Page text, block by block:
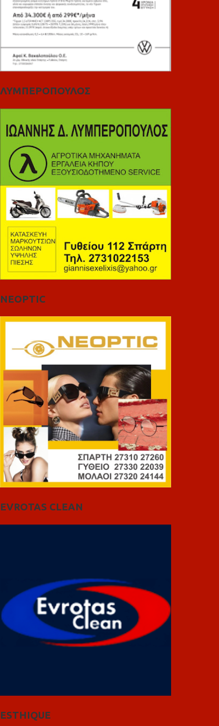
ΛΥΜΠΕΡΟΠΟΥΛΟΣ
NEOPTIC
EVROTAS CLEAN
ESTHIQUE